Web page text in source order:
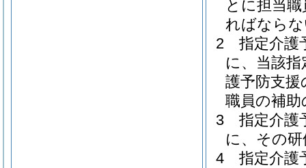
とに担当
ればなら
2
指定介護
に、当該
護予防支
職員の補
3
指定介護
に、その
4
指定介護